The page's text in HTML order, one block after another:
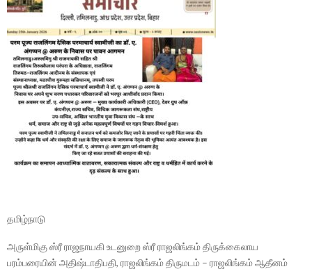
தமிழ்நாடு
அருள்மிகு ஸ்ரீ ராஜநாயகி உடனுறை ஸ்ரீ ராஜலிங்கம் திருக்கைலாய
பரம்பரையின் அதிஷ்டாதிபதி, ராஜலிங்கம் திருமடம் – ராஜலிங்கம் ஆதீனம்